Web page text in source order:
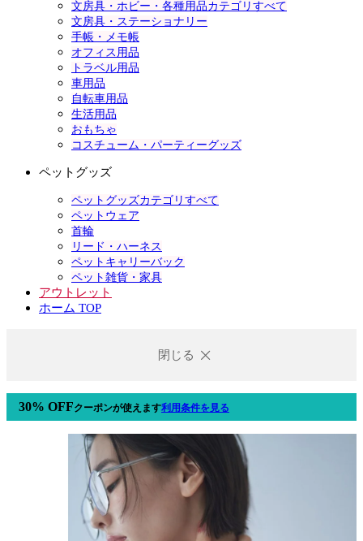
文房具・ホビー・各種用品カテゴリすべて
文房具・ステーショナリー
手帳・メモ帳
オフィス用品
トラベル用品
車用品
自転車用品
生活用品
おもちゃ
コスチューム・パーティーグッズ
ペットグッズ
ペットグッズカテゴリすべて
ペットウェア
首輪
リード・ハーネス
ペットキャリーバック
ペット雑貨・家具
アウトレット
ホーム TOP
閉じる
30% OFFクーポンが使えます利用条件を見る